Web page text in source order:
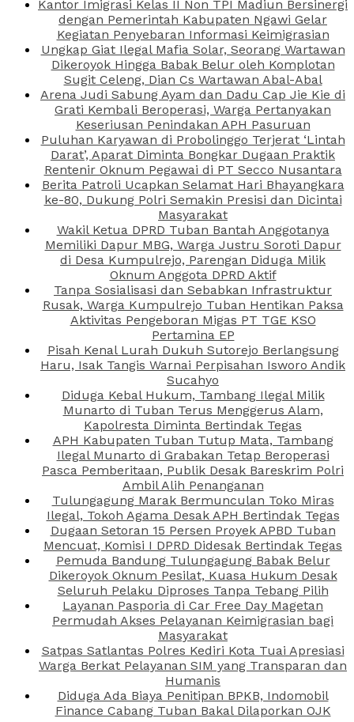
Kantor Imigrasi Kelas II Non TPI Madiun Bersinergi
dengan Pemerintah Kabupaten Ngawi Gelar
Kegiatan Penyebaran Informasi Keimigrasian
Ungkap Giat Ilegal Mafia Solar, Seorang Wartawan
Dikeroyok Hingga Babak Belur oleh Komplotan
Sugit Celeng, Dian Cs Wartawan Abal-Abal
Arena Judi Sabung Ayam dan Dadu Cap Jie Kie di
Grati Kembali Beroperasi, Warga Pertanyakan
Keseriusan Penindakan APH Pasuruan
Puluhan Karyawan di Probolinggo Terjerat ‘Lintah
Darat’, Aparat Diminta Bongkar Dugaan Praktik
Rentenir Oknum Pegawai di PT Secco Nusantara
Berita Patroli Ucapkan Selamat Hari Bhayangkara
ke-80, Dukung Polri Semakin Presisi dan Dicintai
Masyarakat
Wakil Ketua DPRD Tuban Bantah Anggotanya
Memiliki Dapur MBG, Warga Justru Soroti Dapur
di Desa Kumpulrejo, Parengan Diduga Milik
Oknum Anggota DPRD Aktif
Tanpa Sosialisasi dan Sebabkan Infrastruktur
Rusak, Warga Kumpulrejo Tuban Hentikan Paksa
Aktivitas Pengeboran Migas PT TGE KSO
Pertamina EP
Pisah Kenal Lurah Dukuh Sutorejo Berlangsung
Haru, Isak Tangis Warnai Perpisahan Isworo Andik
Sucahyo
Diduga Kebal Hukum, Tambang Ilegal Milik
Munarto di Tuban Terus Menggerus Alam,
Kapolresta Diminta Bertindak Tegas
APH Kabupaten Tuban Tutup Mata, Tambang
Ilegal Munarto di Grabakan Tetap Beroperasi
Pasca Pemberitaan, Publik Desak Bareskrim Polri
Ambil Alih Penanganan
Tulungagung Marak Bermunculan Toko Miras
Ilegal, Tokoh Agama Desak APH Bertindak Tegas
Dugaan Setoran 15 Persen Proyek APBD Tuban
Mencuat, Komisi I DPRD Didesak Bertindak Tegas
Pemuda Bandung Tulungagung Babak Belur
Dikeroyok Oknum Pesilat, Kuasa Hukum Desak
Seluruh Pelaku Diproses Tanpa Tebang Pilih
Layanan Pasporia di Car Free Day Magetan
Permudah Akses Pelayanan Keimigrasian bagi
Masyarakat
Satpas Satlantas Polres Kediri Kota Tuai Apresiasi
Warga Berkat Pelayanan SIM yang Transparan dan
Humanis
Diduga Ada Biaya Penitipan BPKB, Indomobil
Finance Cabang Tuban Bakal Dilaporkan OJK